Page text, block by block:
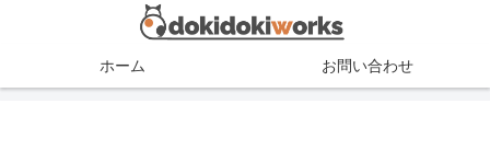
ホーム お問い合わせ